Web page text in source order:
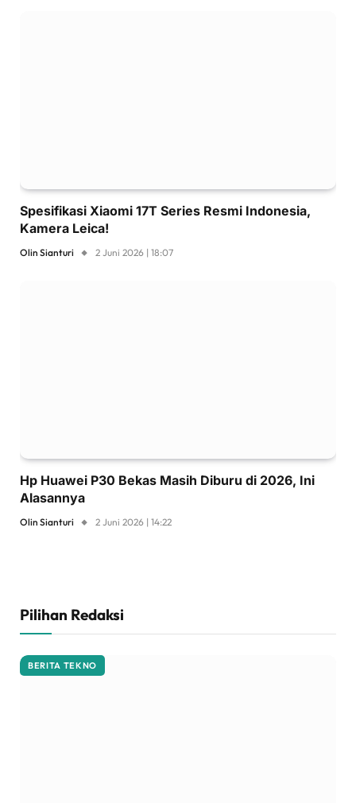
Spesifikasi Xiaomi 17T Series Resmi Indonesia,
Kamera Leica!
Olin Sianturi 2 Juni 2026 | 18:07
Hp Huawei P30 Bekas Masih Diburu di 2026, Ini
Alasannya
Olin Sianturi 2 Juni 2026 | 14:22
Pilihan Redaksi
BERITA TEKNO